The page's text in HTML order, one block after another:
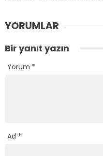
YORUMLAR
Bir yanıt yazın
Yorum *
Ad *